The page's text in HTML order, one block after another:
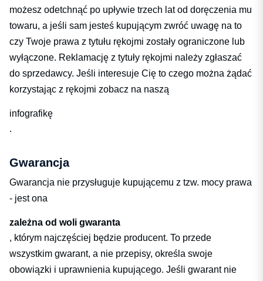
możesz odetchnąć po upływie trzech lat od doręczenia mu
towaru, a jeśli sam jesteś kupującym zwróć uwagę na to
czy Twoje prawa z tytułu rękojmi zostały ograniczone lub
wyłączone. Reklamację z tytuły rękojmi należy zgłaszać
do sprzedawcy. Jeśli interesuje Cię to czego można żądać
korzystając z rękojmi zobacz na naszą
infografikę
.
Gwarancja
Gwarancja nie przysługuje kupującemu z tzw. mocy prawa
- jest ona
zależna od woli gwaranta
, którym najczęściej będzie producent. To przede
wszystkim gwarant, a nie przepisy, określa swoje
obowiązki i uprawnienia kupującego. Jeśli gwarant nie